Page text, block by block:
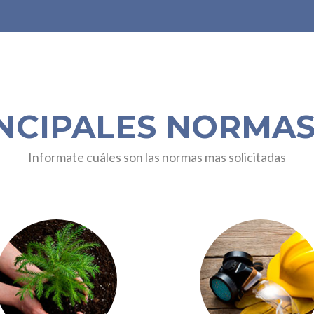
Informate cuáles son las normas mas solicitadas